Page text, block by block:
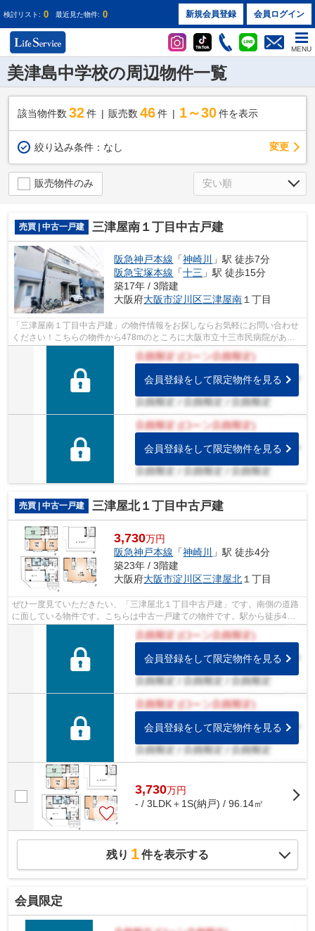
検討リスト: 0 最近見た物件: 0 新規会員登録 会員ログイン
MENU
美津島中学校の周辺物件一覧
該当物件数 32件 販売数 46 件 1～30 件を表示
絞り込み条件： なし 変更
販売物件のみ
売買 | 中古一戸建 三津屋南１丁目中古戸建
阪急神戸本線 「神崎川
」駅 徒歩7分
阪急宝塚本線 「十三 」駅 徒歩15分
築17年 / 3階建
大阪府大阪市淀川区三津屋南 １丁目
「三津屋南１丁目中古戸建」の物件情報をお探しならお気軽にお問い合わせ
ください！こちらの物件から478mのところに大阪市立十三市民病院があり
ます！好評の駅近物件となっており、駅...
会員登録をして限定物件を見る
会員登録をして限定物件を見る
売買 | 中古一戸建 三津屋北１丁目中古戸建
3,730万円
阪急神戸本線 「神崎川
」駅 徒歩4分
築23年 / 3階建
大阪府大阪市淀川区三津屋北 １丁目
ぜひ一度見ていただきたい、「三津屋北１丁目中古戸建」です。南側の道路
に面している物件です。こちらは中古一戸建ての物件です。駅から徒歩4分
に位置する、魅力的な駅近物件です。08...
会員登録をして限定物件を見る
会員登録をして限定物件を見る
3,730万円
- / 3LDK＋1S(納戸) / 96.14㎡
残り 1件を表示する
会員限定